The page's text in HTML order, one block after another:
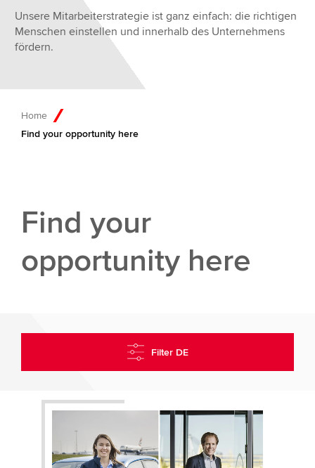
Unsere Mitarbeiterstrategie ist ganz einfach: die richtigen
Menschen einstellen und innerhalb des Unternehmens
fördern.
Home
Find your opportunity here
Find your
opportunity here
Filter DE